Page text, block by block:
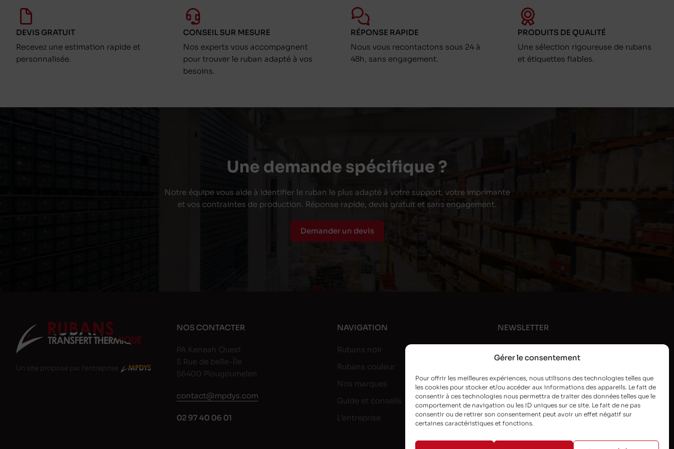
Gérer le consentement
Pour offrir les meilleures expériences, nous utilisons des technologies telles que
les cookies pour stocker et/ou accéder aux informations des appareils. Le fait de
consentir à ces technologies nous permettra de traiter des données telles que le
comportement de navigation ou les ID uniques sur ce site. Le fait de ne pas
consentir ou de retirer son consentement peut avoir un effet négatif sur
certaines caractéristiques et fonctions.
DEVIS GRATUIT
Recevez une estimation rapide et
personnalisée.
CONSEIL SUR MESURE
Nos experts vous accompagnent
pour trouver le ruban adapté à vos
besoins.
RÉPONSE RAPIDE
Nous vous recontactons sous 24 à
48h, sans engagement.
PRODUITS DE QUALITÉ
Une sélection rigoureuse de rubans
et étiquettes fiables.
Une demande spécifique ?
Notre équipe vous aide à identifier le ruban le plus adapté à votre support, votre imprimante
et vos contraintes de production. Réponse rapide, devis gratuit et sans engagement.
Demander un devis
Un site proposé par l'entreprise
NOS CONTACTER
PA Keneah Ouest
5 Rue de belle-Île
56400 Plougoumelen
contact@mpdys.com
02 97 40 06 01
NAVIGATION
Rubans noir
Rubans couleur
Nos marques
Guide et conseils
L’entreprise
NEWSLETTER